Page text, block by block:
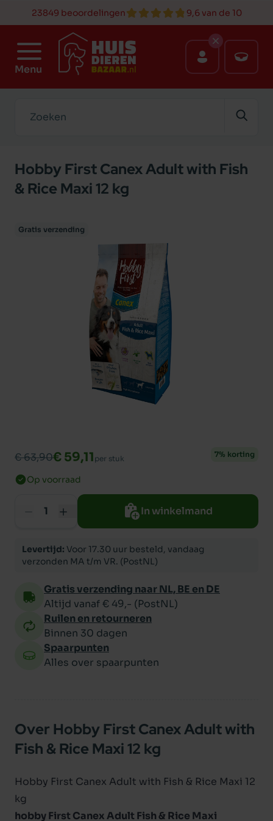
23849 beoordelingen 9,6 van de 10
Menu
Hobby First Canex Adult with Fish
& Rice Maxi 12 kg
Gratis verzending
€ 63,90€ 59,11 per stuk 7% korting
Op voorraad
In winkelmand
Levertijd: Voor 17.30 uur besteld, vandaag
verzonden MA t/m VR. (PostNL)
Gratis verzending naar NL, BE en DE
Altijd vanaf € 49,- (PostNL)
Ruilen en retourneren
Binnen 30 dagen
Spaarpunten
Alles over spaarpunten
Over Hobby First Canex Adult with
Fish & Rice Maxi 12 kg
Hobby First Canex Adult with Fish & Rice Maxi 12
kg
hobby First Canex Adult Fish & Rice Maxi